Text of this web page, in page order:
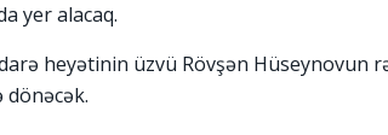
yer alacaq.
heyətinin üzvü Rövşən Hüseynovun
dönəcək.